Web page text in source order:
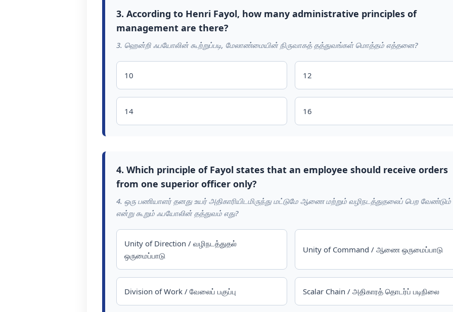
3. According to Henri Fayol, how many administrative principles of
management are there?
3. ஹென்றி ஃபயோலின் கூற்றுப்படி, மேலாண்மையின் நிருவாகத் தத்துவங்கள் மொத்தம் எத்தனை?
10 12
14 16
4. Which principle of Fayol states that an employee should receive orders
from one superior officer only?
4. ஒரு பணியாளர் தனது உயர் அதிகாரியிடமிருந்து மட்டுமே ஆணை மற்றும் வழிநடத்துதலைப் பெற வேண்டும்
என்று கூறும் ஃபயோலின் தத்துவம் எது?
Unity of Direction / வழிநடத்துதல்
ஒருமைப்பாடு
Unity of Command / ஆணை ஒருமைப்பாடு
Division of Work / வேலைப் பகுப்பு Scalar Chain / அதிகாரத் தொடர்ப் படிநிலை